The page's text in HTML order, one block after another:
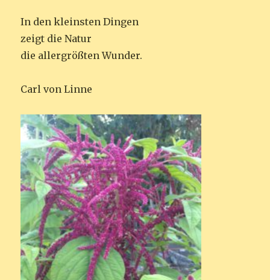
In den kleinsten Dingen
zeigt die Natur
die allergrößten Wunder.
Carl von Linne